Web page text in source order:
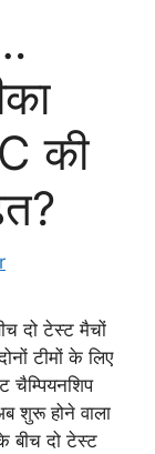
की
दो टेस्ट मैचों
टीमों के लिए
चैम्पियनशिप
शुरू होने वाला
बीच दो टेस्ट